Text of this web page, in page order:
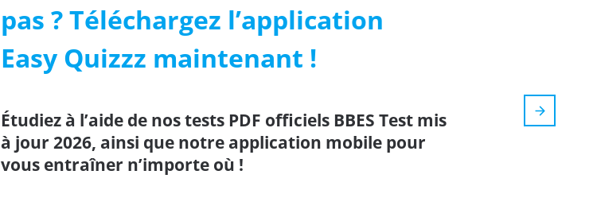
pas ? Téléchargez l’application
Easy Quizzz maintenant !
Étudiez à l’aide de nos tests PDF officiels BBES Test mis
à jour 2026, ainsi que notre application mobile pour
vous entraîner n’importe où !